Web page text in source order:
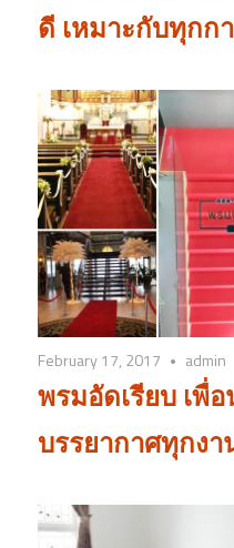
ดี เหมาะกับทุกก
February 17, 2017 admin
พรมอัดเรียบ เพื่
บรรยากาศทุกง